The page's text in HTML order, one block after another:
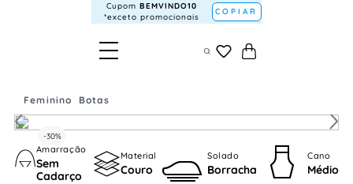
Cupom BEMVINDO10
*exceto promocionais
COPIAR
Feminino Botas
-30%
Amarração
Sem
Cadarço
Material
Couro
Solado
Borracha
Cano
Médio